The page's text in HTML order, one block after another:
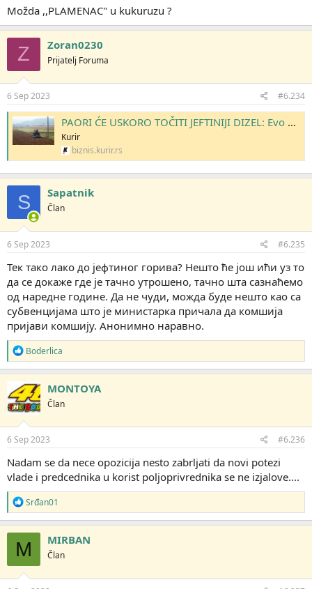
:
Možda ,,PLAMENAC" u kukuruzu ?
Z Zoran0230
Prijatelj Foruma
6 Sep 2023 #6.234
PAORI ĆE USKORO TOČITI JEFTINIJI DIZEL: Evo ko će sve moći da koristi ove pogodnosti i kada
Kurir
biznis.kurir.rs
S Sapatnik
Član
6 Sep 2023 #6.235
Тек тако лако до јефтиног горива? Нешто ће још ићи уз то
да се докаже где је тачно утрошено, тачно шта сазнаћемо
од наредне године. Да не чуди, можда буде нешто као са
субвенцијама што је министарка причала да комшија
пријави комшију. Анонимно наравно.
R
e
a
g
o
v
a
n
j
:
Boderlica
MONTOYA
Član
6 Sep 2023 #6.236
Nadam se da nece opozicija nesto zabrljati da novi potezi
vlade i predcednika u korist poljoprivrednika se ne izjalove....
R
e
a
g
o
v
a
n
Srđan01
M MIRBAN
Član